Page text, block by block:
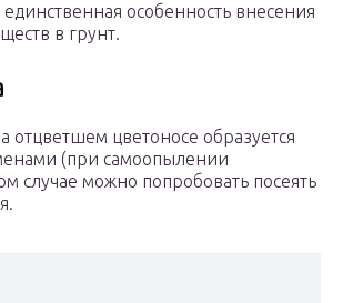
особенность внесения
в грунт.
отцветшем цветоносе образуется
(при самоопылении
случае можно попробовать посеять